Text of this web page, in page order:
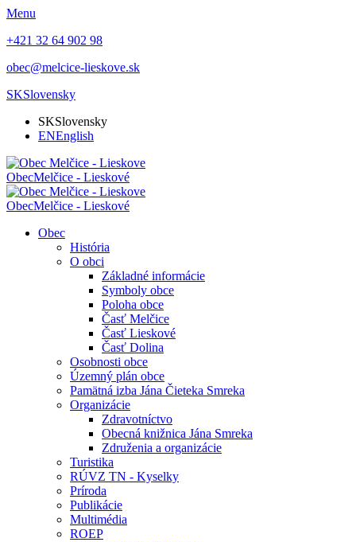
Menu
+421 32 64 902 98
obec@melcice-lieskove.sk
SKSlovensky
SKSlovensky
ENEnglish
ObecMelčice - Lieskové
ObecMelčice - Lieskové
Obec
História
O obci
Základné informácie
Symboly obce
Poloha obce
Časť Melčice
Časť Lieskové
Časť Dolina
Osobnosti obce
Územný plán obce
Pamätná izba Jána Čieteka Smreka
Organizácie
Zdravotníctvo
Obecná knižnica Jána Smreka
Združenia a organizácie
Turistika
RÚVZ TN - Kyselky
Príroda
Publikácie
Multimédia
ROEP